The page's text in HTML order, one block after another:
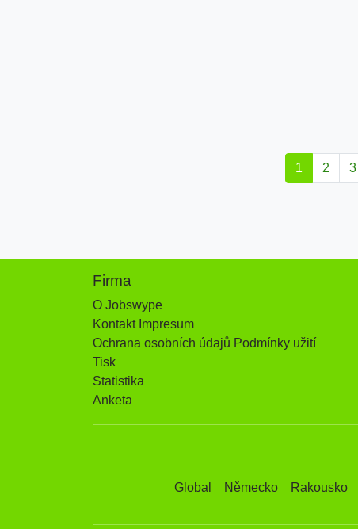
1 2 3
Firma
O Jobswype
Kontakt Impresum
Ochrana osobních údajů Podmínky užití
Tisk
Statistika
Anketa
Global Německo Rakousko